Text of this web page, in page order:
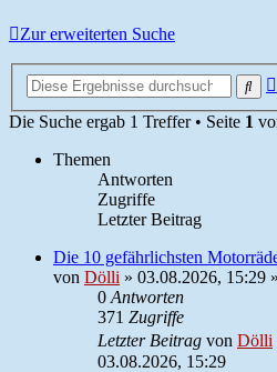
Zur erweiterten Suche
Die Suche ergab 1 Treffer • Seite 1
Themen
Antworten
Zugriffe
Letzter Beitrag
Die 10 gefährlichsten
von Dölli » 03.08.2026, 15:29
0 Antworten
371 Zugriffe
Letzter Beitrag von Dölli
03.08.2026, 15:29